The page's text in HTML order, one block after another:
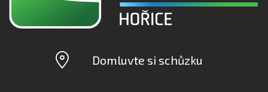
Domluvte si schůzku